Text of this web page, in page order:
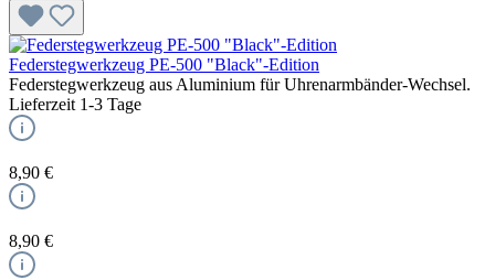
Federstegwerkzeug PE-500 "Black"-Edition
Federstegwerkzeug aus Aluminium für Uhrenarmbänder-Wechsel.
Lieferzeit 1-3 Tage
8,90 €
8,90 €